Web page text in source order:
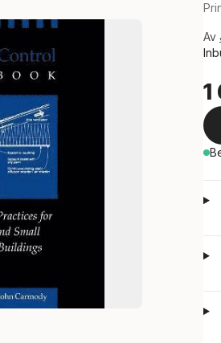
Av
1